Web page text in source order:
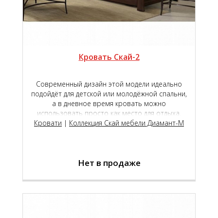
Кровать Скай-2
Современный дизайн этой модели идеально
подойдёт для детской или молодёжной спальни,
а в дневное время кровать можно
использовать просто как место для отдыха,
дополнив её подушками для обеспечения
характеристиками Вашего монитора, цвет или
оттенок изделия на фотографии может
Кровати | Коллекция Скай мебели Диамант-М
Нет в продаже